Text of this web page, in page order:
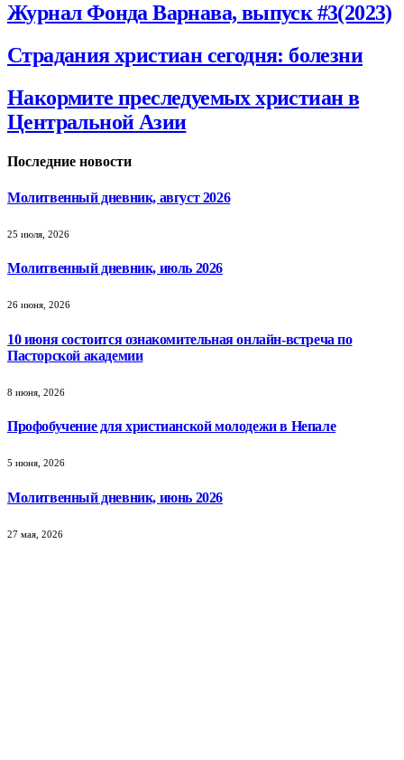
Журнал Фонда Варнава, выпуск #3(2023)
Страдания христиан сегодня: болезни
Накормите преследуемых христиан в
Центральной Азии
Последние новости
Молитвенный дневник, август 2026
25 июля, 2026
Молитвенный дневник, июль 2026
26 июня, 2026
10 июня состоится ознакомительная онлайн-встреча по
Пасторской академии
8 июня, 2026
Профобучение для христианской молодежи в Непале
5 июня, 2026
Молитвенный дневник, июнь 2026
27 мая, 2026